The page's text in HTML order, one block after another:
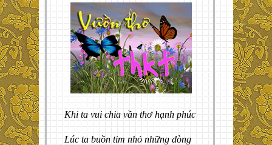
Khi ta vui chia vần thơ hạnh phúc
Lúc ta buồn tim nhỏ những dòng